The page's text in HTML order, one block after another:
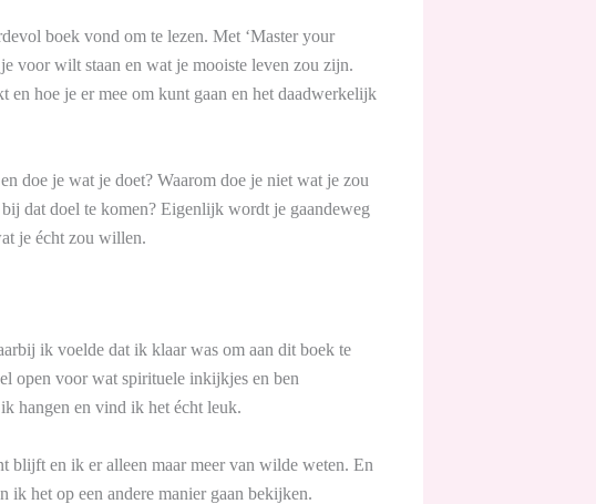
boek vond om te lezen. Met ‘Master your
voor wilt staan en wat je mooiste leven zou zijn.
hoe je er mee om kunt gaan en het daadwerkelijk
doe je wat je doet? Waarom doe je niet wat je zou
dat doel te komen? Eigenlijk wordt je gaandeweg
je écht zou willen.
ik voelde dat ik klaar was om aan dit boek te
open voor wat spirituele inkijkjes en ben
hangen en vind ik het écht leuk.
blijft en ik er alleen maar meer van wilde weten. En
ik het op een andere manier gaan bekijken.